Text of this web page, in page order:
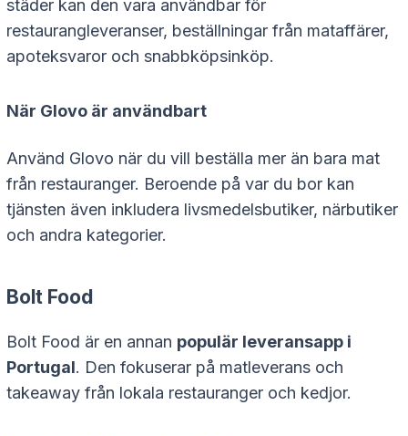
städer kan den vara användbar för
restaurangleveranser, beställningar från mataffärer,
apoteksvaror och snabbköpsinköp.
När Glovo är användbart
Använd Glovo när du vill beställa mer än bara mat
från restauranger. Beroende på var du bor kan
tjänsten även inkludera livsmedelsbutiker, närbutiker
och andra kategorier.
Bolt Food
Bolt Food är en annan populär leveransapp i
Portugal. Den fokuserar på matleverans och
takeaway från lokala restauranger och kedjor.